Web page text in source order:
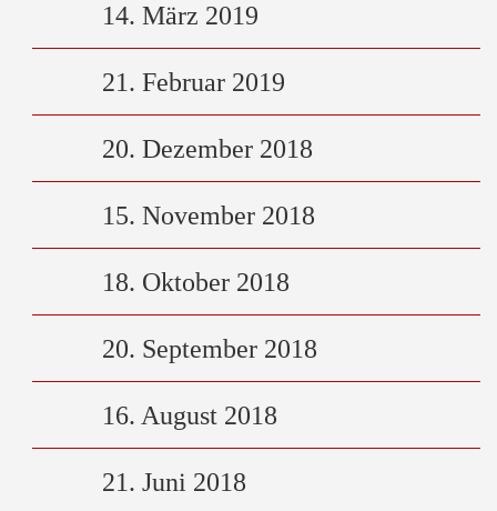
14. März 2019
21. Februar 2019
20. Dezember 2018
15. November 2018
18. Oktober 2018
20. September 2018
16. August 2018
21. Juni 2018